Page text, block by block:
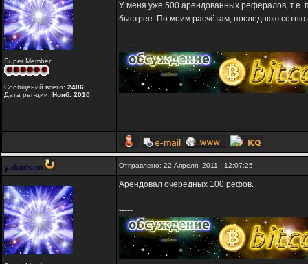
Super Member
Сообщений всего: 2486
Дата рег-ции: Нояб. 2010
У меня уже 500 арендованных рефералов, т.е.
быстрее. По моим расчётам, последнюю сотню
-----
yakodsen Отправлено: 22 Апреля, 2011 - 12:07:25
Арендовал очередных 100 рефов.
-----